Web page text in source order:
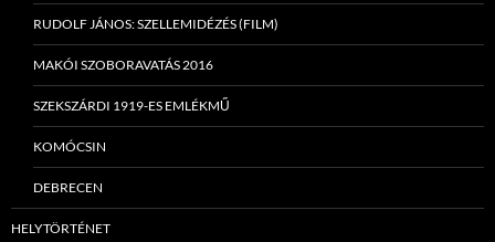
RUDOLF JÁNOS: SZELLEMIDÉZÉS (FILM)
MAKÓI SZOBORAVATÁS 2016
SZEKSZÁRDI 1919-ES EMLÉKMŰ
KOMÓCSIN
DEBRECEN
HELYTÖRTÉNET